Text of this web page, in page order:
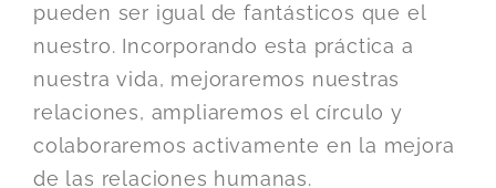
pueden ser igual de fantásticos que el
nuestro. Incorporando esta práctica a
nuestra vida, mejoraremos nuestras
relaciones, ampliaremos el círculo y
colaboraremos activamente en la mejora
de las relaciones humanas.